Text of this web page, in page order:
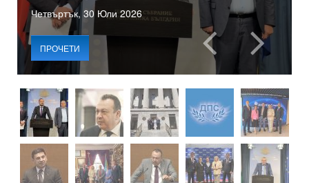
Четвъртък, 30 Юли 2026
ПРОЧЕТИ